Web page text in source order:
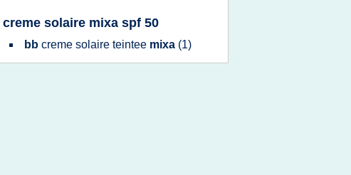
creme solaire mixa spf 50
bb creme solaire teintee mixa (1)